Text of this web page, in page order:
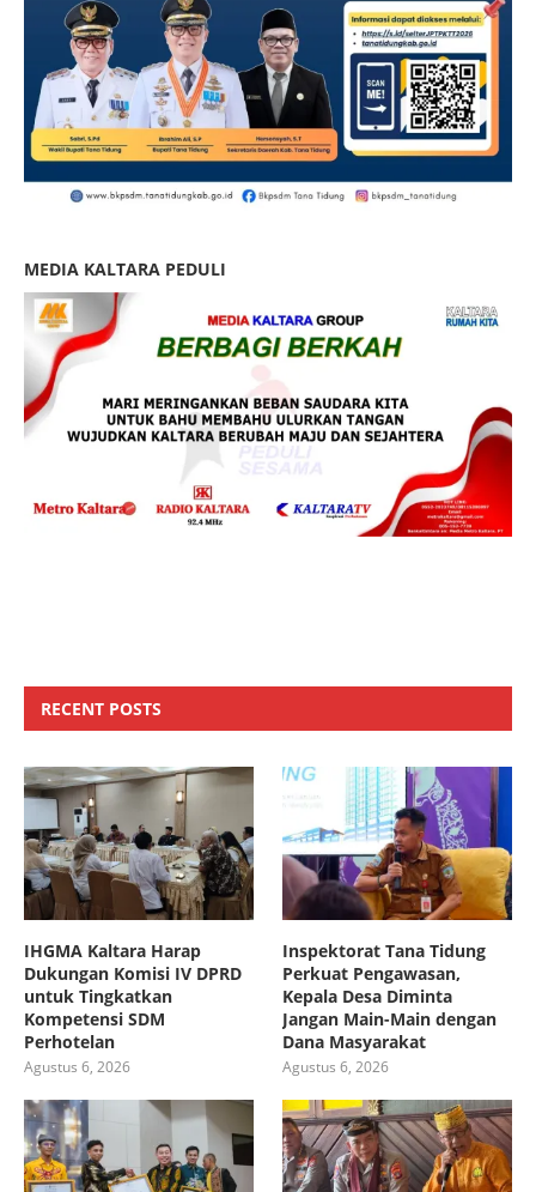
MEDIA KALTARA PEDULI
RECENT POSTS
IHGMA Kaltara Harap
Dukungan Komisi IV DPRD
untuk Tingkatkan
Kompetensi SDM
Perhotelan
Agustus 6, 2026
Inspektorat Tana Tidung
Perkuat Pengawasan,
Kepala Desa Diminta
Jangan Main-Main dengan
Dana Masyarakat
Agustus 6, 2026